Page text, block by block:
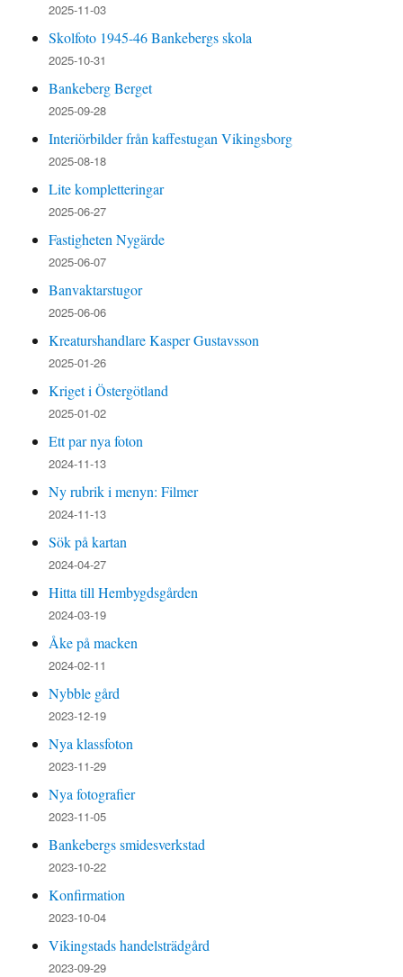
2025-11-03
Skolfoto 1945-46 Bankebergs skola
2025-10-31
Bankeberg Berget
2025-09-28
Interiörbilder från kaffestugan Vikingsborg
2025-08-18
Lite kompletteringar
2025-06-27
Fastigheten Nygärde
2025-06-07
Banvaktarstugor
2025-06-06
Kreaturshandlare Kasper Gustavsson
2025-01-26
Kriget i Östergötland
2025-01-02
Ett par nya foton
2024-11-13
Ny rubrik i menyn: Filmer
2024-11-13
Sök på kartan
2024-04-27
Hitta till Hembygdsgården
2024-03-19
Åke på macken
2024-02-11
Nybble gård
2023-12-19
Nya klassfoton
2023-11-29
Nya fotografier
2023-11-05
Bankebergs smidesverkstad
2023-10-22
Konfirmation
2023-10-04
Vikingstads handelsträdgård
2023-09-29